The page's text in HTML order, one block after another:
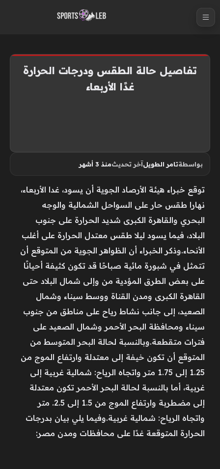
تفاصيل حالة الطقس ودرجات الحرارة
غدًا الأربعاء
بواسطةتامر الطويلآخر تحديثمنذ 3 أشهر
توقع خبراء هيئة الأرصاد الجوية أن يسود، غدا الأربعاء،
نهارا طقس حار على السواحل الشمالية والوجه
البحري والقاهرة الكبرى شديد الحرارة على جنوب
البلاد، فيما يسود ليلا طقس معتدل الحرارة على أغلب
الأنحاء.وذكر الخبراء أن الظواهر الجوية من المتوقع أن
تتمثل في شبورة مائية صباحًا قد تكون كثيفة أحيانًا
على بعض الطرق المؤدية من وإلى شمال البلاد حتى
القاهرة الكبرى ومدن القناة ووسط سيناء وشمال
الصعيد، إلى جانب نشاط رياح على مناطق من جنوب
سيناء ومحافظة البحر الأحمر وشمال الصعيد على
فترات متقطعة.وبالنسبة لحالة البحر المتوسط من
المتوقع أن تكون خيفة إلى معتدلة وارتفاع الموج من
1.25 إلى 1.75 متر واتجاه الرياح: شمالية غربية إلى
غربية، أما بالنسبة لحالة البحر الأحمر تكون معتدلة
إلى مضطربة وارتفاع الموج من 1.5 إلى 2.5. متر
واتجاه الرياح: شمالية غربية.وفيما يلي بيان بدرجات
الحرارة المتوقعة غدًا على محافظات ومدن مصر: